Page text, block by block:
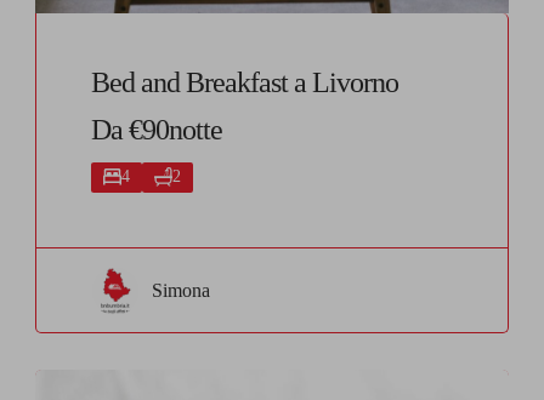
Bed and Breakfast a Livorno
Da €90notte
4 2
Simona